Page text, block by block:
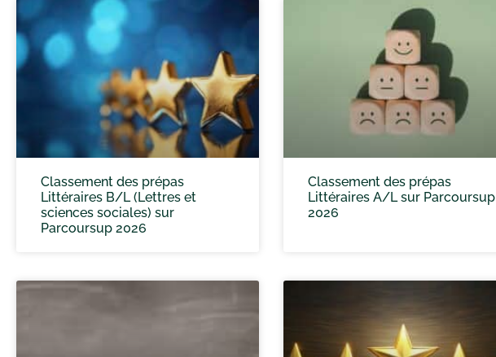
Classement des prépas
Littéraires B/L (Lettres et
sciences sociales) sur
Parcoursup 2026
Classement des prépas
Littéraires A/L sur Parcoursup
2026